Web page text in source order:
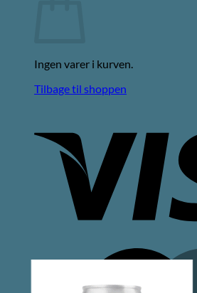
Ingen varer i kurven.
Tilbage til shoppen